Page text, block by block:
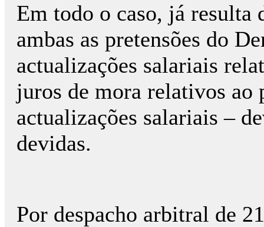
Em todo o caso, já resulta
ambas as pretensões do
actualizações salariais
juros de mora relativos ao
actualizações salariais –
devidas.
Por despacho arbitral de